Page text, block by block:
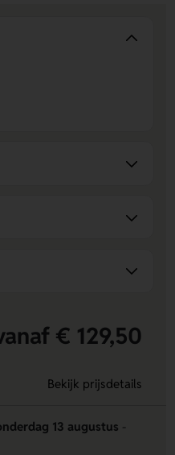
€ 129,50
Bekijk prijsdetails
13 augustus